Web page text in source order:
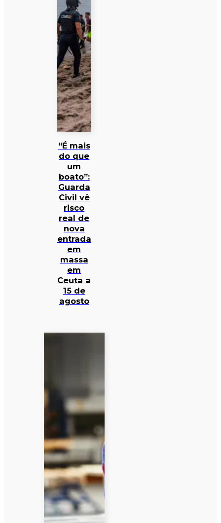
“É mais
do que
um
boato”:
Guarda
Civil vê
risco
real de
nova
entrada
em
massa
em
Ceuta a
15 de
agosto